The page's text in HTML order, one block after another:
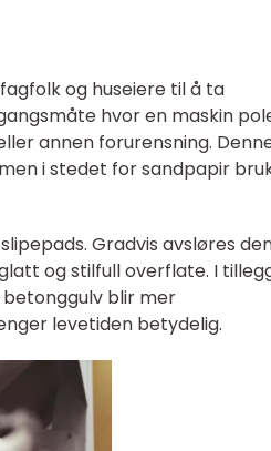
og huseiere til å ta
hvor en maskin
annen forurensning.
i stedet for sandpapir
Gradvis avsløres
og stilfull overflate. I
blir mer
levetiden betydelig.